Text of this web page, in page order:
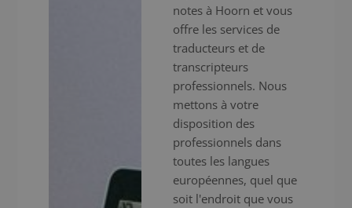
notes à Hoorn et vous
offre les services de
traducteurs et de
transcripteurs
professionnels. Nous
mettons à votre
disposition des
professionnels dans
toutes les langues
européennes, quel que
soit l'endroit que vous